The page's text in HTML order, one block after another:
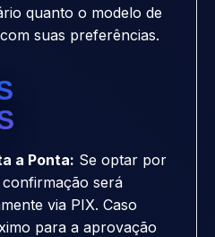
quanto o modelo de
suas preferências.
a Ponta: Se optar por
será
via PIX. Caso
para a aprovação